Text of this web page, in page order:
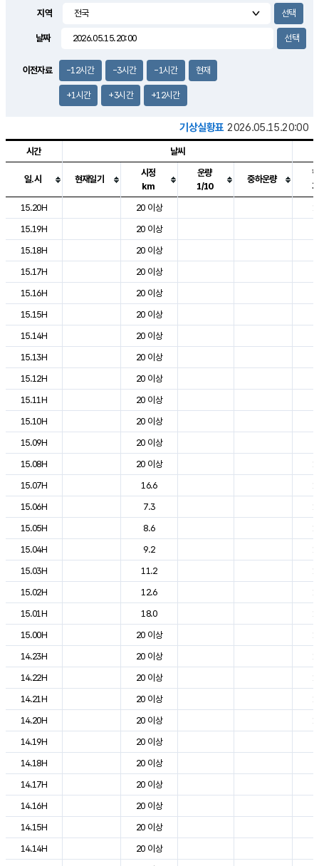
1.2m/s
지역
날짜
이전자료 -12시간 -3시간 -1시간 현재
+1시간 +3시간 +12시간
기상실황표 2026.05.15.20:00
도시별 기상실황표로 지점, 날씨, 기온, 강수, 바람, 기압등을 안내한 표입
시간 날씨
일.시 현재일기
시정
km
운량
1/10
중하운량
15.20H
20 이상
15.19H
20 이상
15.18H
20 이상
15.17H
20 이상
15.16H
20 이상
15.15H
20 이상
15.14H
20 이상
15.13H
20 이상
15.12H
20 이상
15.11H
20 이상
15.10H
20 이상
15.09H
20 이상
15.08H
20 이상
15.07H
16.6
15.06H
7.3
15.05H
8.6
15.04H
9.2
15.03H
11.2
15.02H
12.6
15.01H
18.0
15.00H
20 이상
14.23H
20 이상
14.22H
20 이상
14.21H
20 이상
14.20H
20 이상
14.19H
20 이상
14.18H
20 이상
14.17H
20 이상
14.16H
20 이상
14.15H
20 이상
14.14H
20 이상